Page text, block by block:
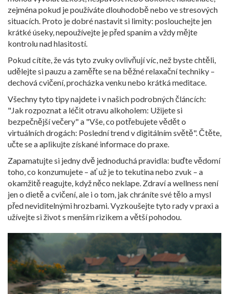
zejména pokud je používáte dlouhodobě nebo ve stresových
situacích. Proto je dobré nastavit si limity: poslouchejte jen
krátké úseky, nepoužívejte je před spaním a vždy mějte
kontrolu nad hlasitostí.
Pokud cítíte, že vás tyto zvuky ovlivňují víc, než byste chtěli,
udělejte si pauzu a zaměřte se na běžné relaxační techniky –
dechová cvičení, procházka venku nebo krátká meditace.
Všechny tyto tipy najdete i v našich podrobných článcích:
"Jak rozpoznat a léčit otravu alkoholem: Užijete si
bezpečnější večery" a "Vše, co potřebujete vědět o
virtuálních drogách: Poslední trend v digitálním světě". Čtěte,
učte se a aplikujte získané informace do praxe.
Zapamatujte si jedny dvě jednoduchá pravidla: buďte vědomí
toho, co konzumujete – ať už je to tekutina nebo zvuk – a
okamžitě reagujte, když něco neklape. Zdraví a wellness není
jen o dietě a cvičení, ale i o tom, jak chráníte své tělo a mysl
před neviditelnými hrozbami. Vyzkoušejte tyto rady v praxi a
užívejte si život s menším rizikem a větší pohodou.